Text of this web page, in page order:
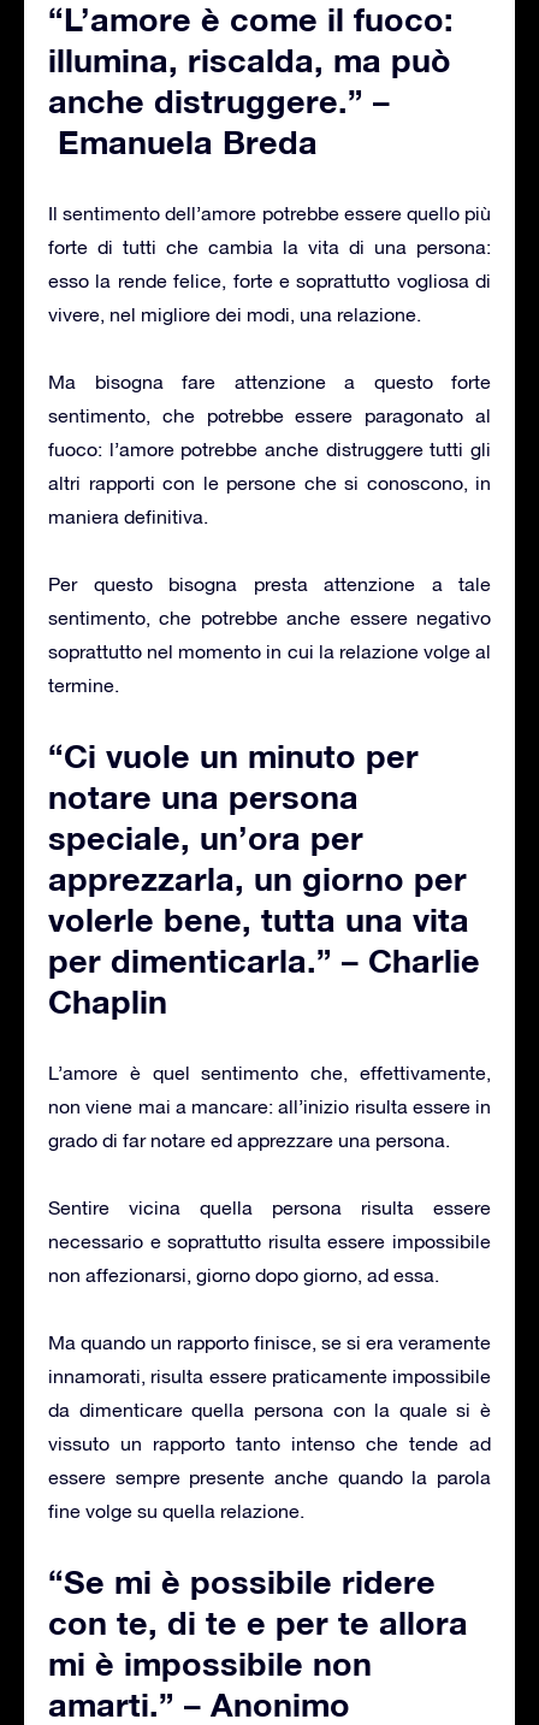
“L’amore è come il fuoco:
illumina, riscalda, ma può
anche distruggere.” –
Emanuela Breda
Il sentimento dell’amore potrebbe essere quello più
forte di tutti che cambia la vita di una persona:
esso la rende felice, forte e soprattutto vogliosa di
vivere, nel migliore dei modi, una relazione.
Ma bisogna fare attenzione a questo forte
sentimento, che potrebbe essere paragonato al
fuoco: l’amore potrebbe anche distruggere tutti gli
altri rapporti con le persone che si conoscono, in
maniera definitiva.
Per questo bisogna presta attenzione a tale
sentimento, che potrebbe anche essere negativo
soprattutto nel momento in cui la relazione volge al
termine.
“Ci vuole un minuto per
notare una persona
speciale, un’ora per
apprezzarla, un giorno per
volerle bene, tutta una vita
per dimenticarla.” – Charlie
Chaplin
L’amore è quel sentimento che, effettivamente,
non viene mai a mancare: all’inizio risulta essere in
grado di far notare ed apprezzare una persona.
Sentire vicina quella persona risulta essere
necessario e soprattutto risulta essere impossibile
non affezionarsi, giorno dopo giorno, ad essa.
Ma quando un rapporto finisce, se si era veramente
innamorati, risulta essere praticamente impossibile
da dimenticare quella persona con la quale si è
vissuto un rapporto tanto intenso che tende ad
essere sempre presente anche quando la parola
fine volge su quella relazione.
“Se mi è possibile ridere
con te, di te e per te allora
mi è impossibile non
amarti.” – Anonimo